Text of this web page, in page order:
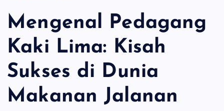
Mengenal Pedagang
Kaki Lima: Kisah
Sukses di Dunia
Makanan Jalanan